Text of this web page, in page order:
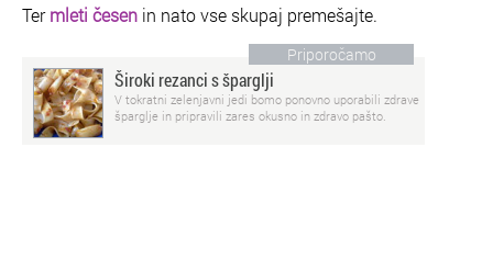
Termleti česen in nato vse skupaj premešajte.
Priporočamo
Široki rezanci s šparglji
V tokratni zelenjavni jedi bomo ponovno uporabili zdrave
šparglje in pripravili zares okusno in zdravo pašto.